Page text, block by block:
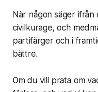
När någon säger
civilkurage, och
partifärger och i
bättre.
Om du vill prata om